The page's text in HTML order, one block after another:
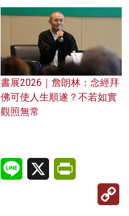
書展2026｜詹朗林：念經拜
佛可使人生順遂？不若如實
觀照無常
LinkedInLine X